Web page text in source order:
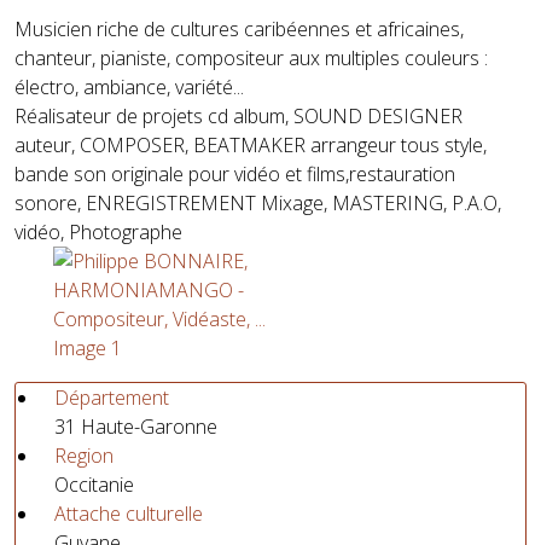
Musicien riche de cultures caribéennes et africaines,
chanteur, pianiste, compositeur aux multiples couleurs :
électro, ambiance, variété...
Réalisateur de projets cd album, SOUND DESIGNER
auteur, COMPOSER, BEATMAKER arrangeur tous style,
bande son originale pour vidéo et films,restauration
sonore, ENREGISTREMENT Mixage, MASTERING, P.A.O,
vidéo, Photographe
Département
31 Haute-Garonne
Region
Occitanie
Attache culturelle